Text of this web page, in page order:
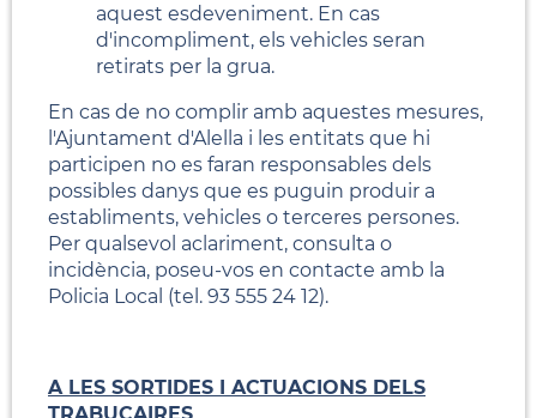
aquest esdeveniment. En cas
d'incompliment, els vehicles seran
retirats per la grua.
En cas de no complir amb aquestes mesures,
l'Ajuntament d'Alella i les entitats que hi
participen no es faran responsables dels
possibles danys que es puguin produir a
establiments, vehicles o terceres persones.
Per qualsevol aclariment, consulta o
incidència, poseu-vos en contacte amb la
Policia Local (tel. 93 555 24 12).
A LES SORTIDES I ACTUACIONS DELS